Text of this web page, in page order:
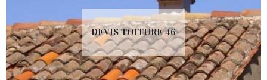
DEVIS TOITURE 46